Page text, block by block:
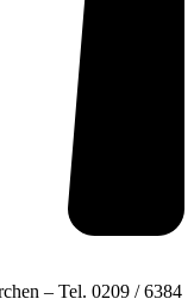
– Tel. 0209 / 6384